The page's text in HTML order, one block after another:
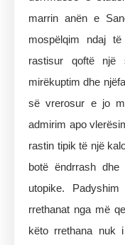
marrin anën e
mospëlqim ndaj
rastisur qoftë
mirëkuptim dhe
së vrerosur e jo
admirim apo
rastin tipik të një
botë ëndrrash
utopike.
rrethanat nga më
këto rrethana nuk